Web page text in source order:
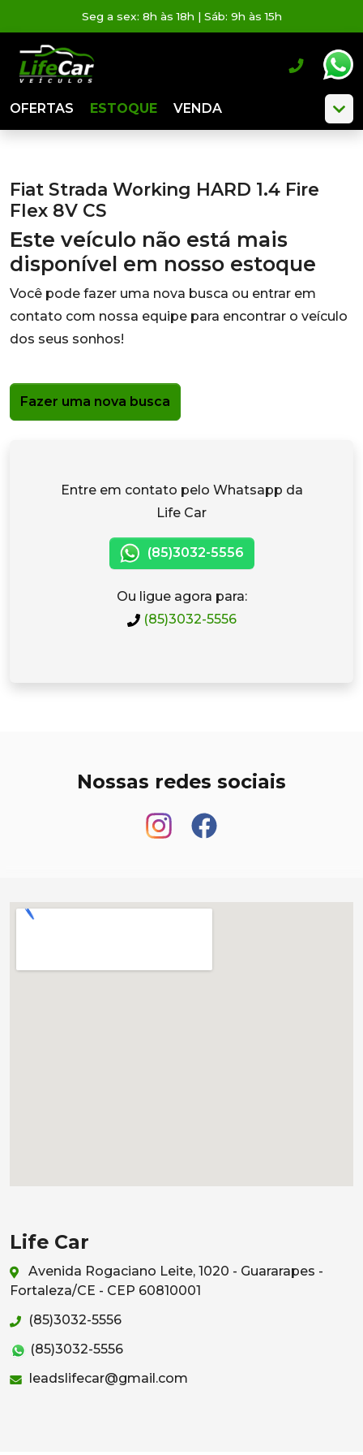
Seg a sex: 8h às 18h | Sáb: 9h às 15h
OFERTAS ESTOQUE VENDA
Fiat Strada Working HARD 1.4 Fire
Flex 8V CS
Este veículo não está mais
disponível em nosso estoque
Você pode fazer uma nova busca ou entrar em
contato com nossa equipe para encontrar o veículo
dos seus sonhos!
Fazer uma nova busca
Entre em contato pelo Whatsapp da
Life Car
(85)3032-5556
Ou ligue agora para:
(85)3032-5556
Nossas redes sociais
Life Car
Avenida Rogaciano Leite, 1020 - Guararapes -
Fortaleza/CE - CEP 60810001
(85)3032-5556
(85)3032-5556
leadslifecar@gmail.com